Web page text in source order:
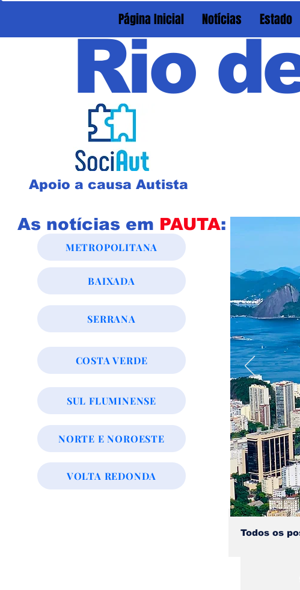
Página Inicial Notícias Estado
Rio
Apoio a causa Autista
As notícias em PAUTA:
METROPOLITANA
BAIXADA
SERRANA
COSTA VERDE
SUL FLUMINENSE
NORTE E NOROESTE
VOLTA REDONDA
Todos os